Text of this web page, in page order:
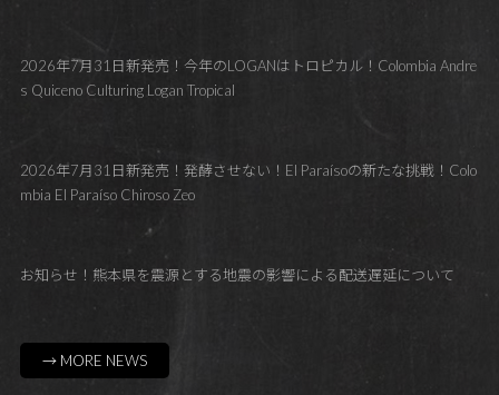
2026年7月31日新発売！今年のLOGANはトロピカル！Colombia Andre
s Quiceno Culturing Logan Tropical
2026年7月31日新発売！発酵させない！El Paraísoの新たな挑戦！Colo
mbia El Paraíso Chiroso Zeo
お知らせ！熊本県を震源とする地震の影響による配送遅延について
→ MORE NEWS